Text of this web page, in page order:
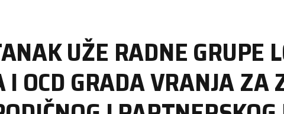
UŽE RADNE GRUPE
OCD GRADA VRANJA ZA